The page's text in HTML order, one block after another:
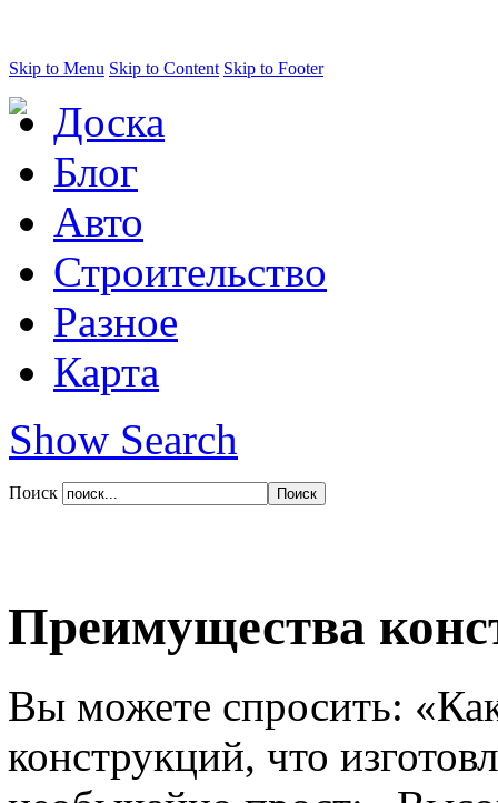
Skip to Menu Skip to Content Skip to Footer
Доска
Блог
Авто
Строительство
Разное
Карта
Show Search
Поиск
Преимущества
Вы можете спросить:
конструкций, что